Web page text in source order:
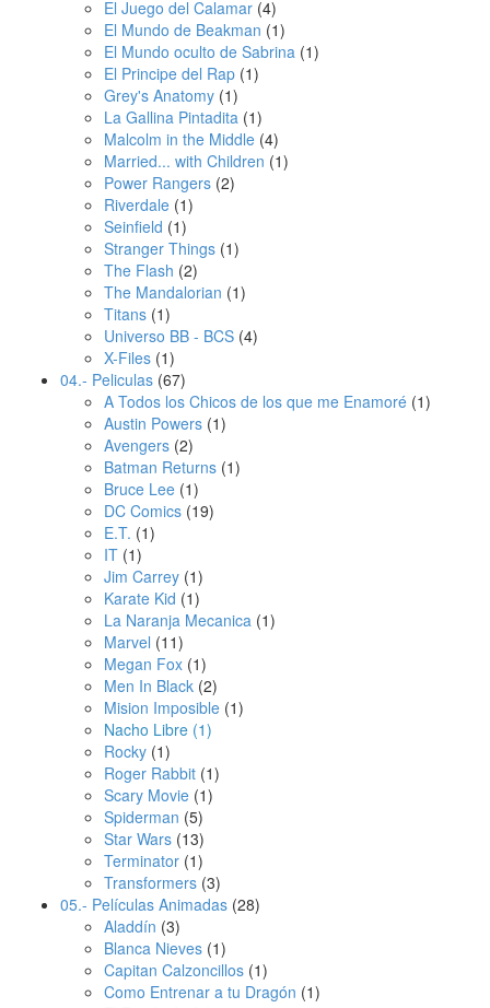
El Juego del Calamar (4)
El Mundo de Beakman (1)
El Mundo oculto de Sabrina (1)
El Principe del Rap (1)
Grey's Anatomy (1)
La Gallina Pintadita (1)
Malcolm in the Middle (4)
Married... with Children (1)
Power Rangers (2)
Riverdale (1)
Seinfield (1)
Stranger Things (1)
The Flash (2)
The Mandalorian (1)
Titans (1)
Universo BB - BCS (4)
X-Files (1)
04.- Peliculas (67)
A Todos los Chicos de los que me Enamoré (1)
Austin Powers (1)
Avengers (2)
Batman Returns (1)
Bruce Lee (1)
DC Comics (19)
E.T. (1)
IT (1)
Jim Carrey (1)
Karate Kid (1)
La Naranja Mecanica (1)
Marvel (11)
Megan Fox (1)
Men In Black (2)
Mision Imposible (1)
Nacho Libre (1)
Rocky (1)
Roger Rabbit (1)
Scary Movie (1)
Spiderman (5)
Star Wars (13)
Terminator (1)
Transformers (3)
05.- Películas Animadas (28)
Aladdín (3)
Blanca Nieves (1)
Capitan Calzoncillos (1)
Como Entrenar a tu Dragón (1)